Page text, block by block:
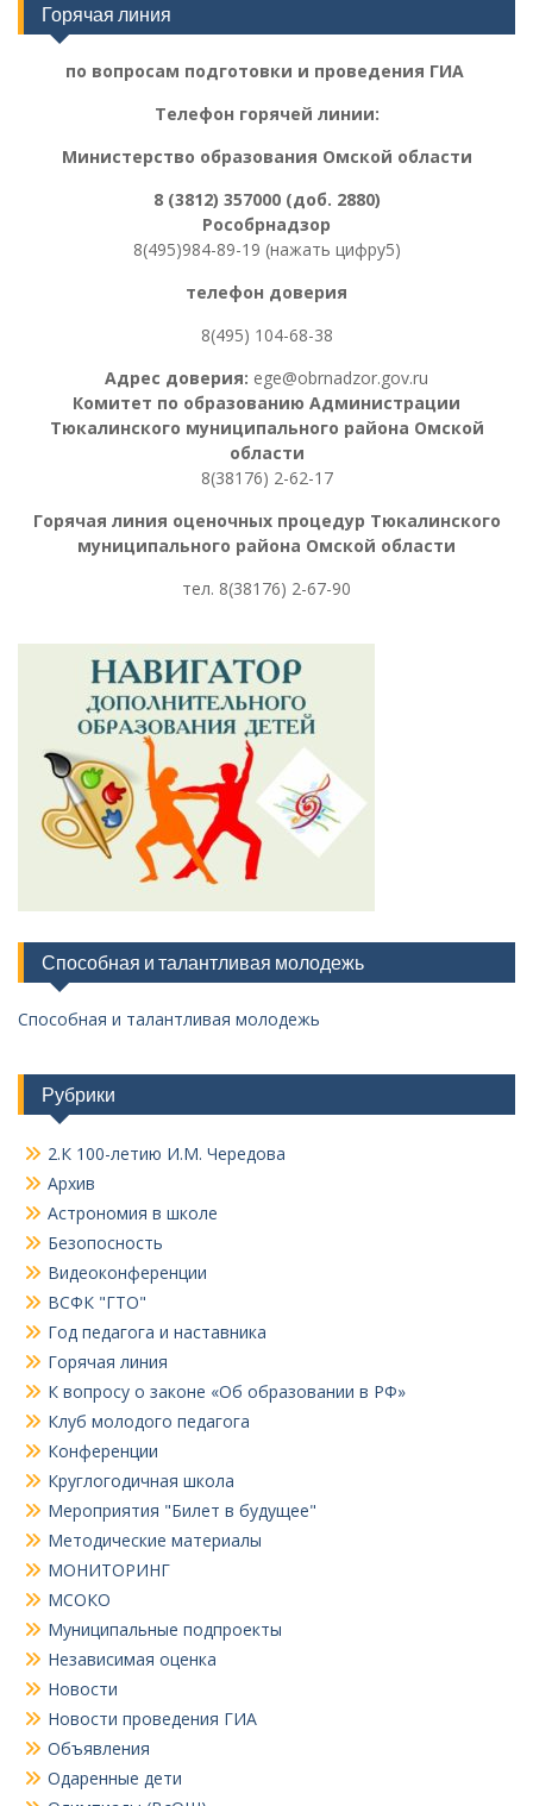
Горячая линия
по вопросам подготовки и проведения ГИА
Телефон горячей линии:
Министерство образования Омской области
8 (3812) 357000 (доб. 2880)
Рособрнадзор
8(495)984-89-19 (нажать цифру5)
телефон доверия
8(495) 104-68-38
Адрес доверия: ege@obrnadzor.gov.ru
Комитет по образованию Администрации
Тюкалинского муниципального района Омской
области
8(38176) 2-62-17
Горячая линия оценочных процедур Тюкалинского
муниципального района Омской области
тел. 8(38176) 2-67-90
Способная и талантливая молодежь
Способная и талантливая молодежь
Рубрики
2.К 100-летию И.М. Чередова
Архив
Астрономия в школе
Безопосность
Видеоконференции
ВСФК "ГТО"
Год педагога и наставника
Горячая линия
К вопросу о законе «Об образовании в РФ»
Клуб молодого педагога
Конференции
Круглогодичная школа
Мероприятия "Билет в будущее"
Методические материалы
МОНИТОРИНГ
МСОКО
Муниципальные подпроекты
Независимая оценка
Новости
Новости проведения ГИА
Объявления
Одаренные дети